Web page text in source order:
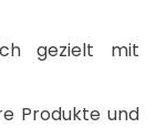
gezielt mit
Produkte und